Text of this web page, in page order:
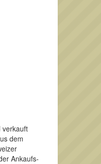
verkauft
dem
Ankaufs-